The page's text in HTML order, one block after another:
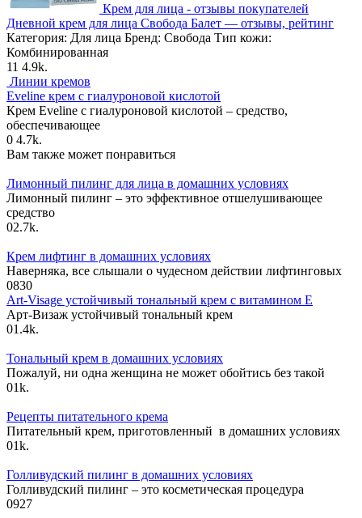
Крем для лица - отзывы покупателей
Дневной крем для лица Свобода Балет — отзывы, рейтинг
Категория: Для лица Бренд: Свобода Тип кожи:
Комбинированная
11 4.9k.
Линии кремов
Eveline крем с гиалуроновой кислотой
Крем Eveline с гиалуроновой кислотой – средство,
обеспечивающее
0 4.7k.
Вам также может понравиться
Лимонный пилинг для лица в домашних условиях
Лимонный пилинг – это эффективное отшелушивающее
средство
02.7k.
Крем лифтинг в домашних условиях
Наверняка, все слышали о чудесном действии лифтинговых
0830
Art-Visage устойчивый тональный крем с витамином Е
Арт-Визаж устойчивый тональный крем
01.4k.
Тональный крем в домашних условиях
Пожалуй, ни одна женщина не может обойтись без такой
01k.
Рецепты питательного крема
Питательный крем, приготовленный в домашних условиях
01k.
Голливудский пилинг в домашних условиях
Голливудский пилинг – это косметическая процедура
0927